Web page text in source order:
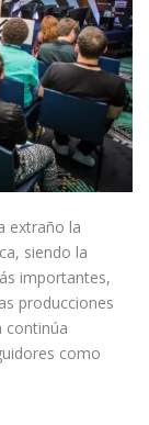
extraño la
siendo la
importantes,
producciones
continúa
como